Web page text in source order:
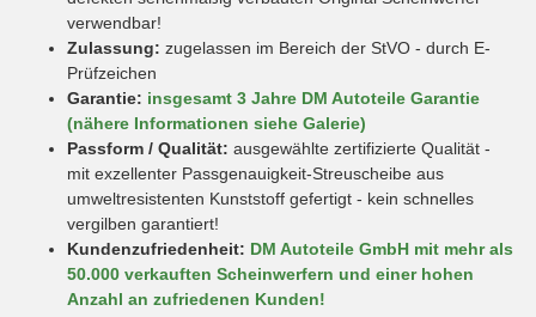
verwendbar!
Zulassung: zugelassen im Bereich der StVO - durch E-
Prüfzeichen
Garantie: insgesamt 3 Jahre DM Autoteile Garantie
(nähere Informationen siehe Galerie)
Passform / Qualität: ausgewählte zertifizierte Qualität -
mit exzellenter Passgenauigkeit-Streuscheibe aus
umweltresistenten Kunststoff gefertigt - kein schnelles
vergilben garantiert!
Kundenzufriedenheit: DM Autoteile GmbH mit mehr als
50.000 verkauften Scheinwerfern und einer hohen
Anzahl an zufriedenen Kunden!